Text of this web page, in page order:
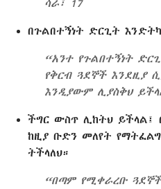
ሳራ፣ 17
በጉልበተኝነት ድርጊት
“አንተ የጉልበተኝነት
የቅርብ ጓደኞች እንደዚያ
እንዲያውም ሊያስቅህ
ችግር ውስጥ ሊከትህ
ከዚያ ቡድን መለየት
ትችላለህ።
“በጣም የሚቀራረቡ